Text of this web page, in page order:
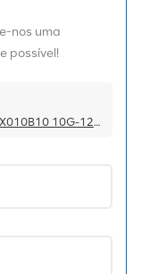
nos uma
possível!
Huawei 10Gbps SFP+ 34060544-001 OSX010B10 10G-1270TX/1330RX-10KM-SM-ESFP-BBU 34060544/34060546